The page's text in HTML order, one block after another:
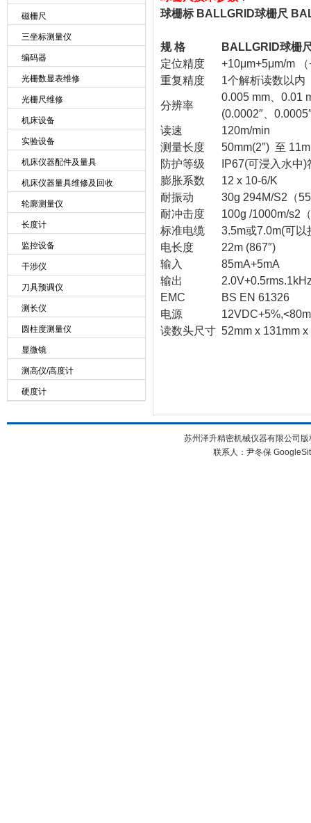
磁栅尺
三坐标测量仪
编码器
光栅数显表维修
光栅尺维修
机床设备
实验设备
机床仪器配件及量具
机床仪器量具维修及回收
轮廓测量仪
长度计
监控设备
干涉仪
刀具预调仪
测长仪
圆柱度测量仪
显微镜
测高仪/高度计
硬度计
球栅标 BALLGRID球栅尺
规 格
BALLGRID球栅
定位精度 +10μm+5μm/m
重复精度
1个解析读数以内
分辨率
0.005 mm、0.01
(0.0002″、
读速
120m/min
测量长度
50mm(2″) 至
防护等级
IP67(可浸入水中
膨胀系数
12 x 10-6/K
耐振动
30g 294M/S2（
耐冲击度
100g /1000m/s2
标准电缆
3.5m或7.0m(可以
电长度
22m (867″)
输入
85mA+5mA
输出
EMC
BS EN 61326
电源
读数头尺寸 52mm x 131mm x
苏州泽升精密机械仪器有限公司
联系人：尹冬保